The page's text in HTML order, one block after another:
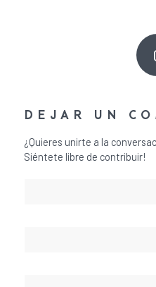
DEJAR UN
¿Quieres unirte a la
Siéntete libre de contribuir!